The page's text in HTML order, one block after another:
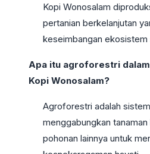
Kopi Wonosalam
pertanian berkelanjutan
keseimbangan
Apa itu agroforestri
Kopi Wonosalam?
Agroforestri adalah
menggabungkan
pohonan lainnya untuk